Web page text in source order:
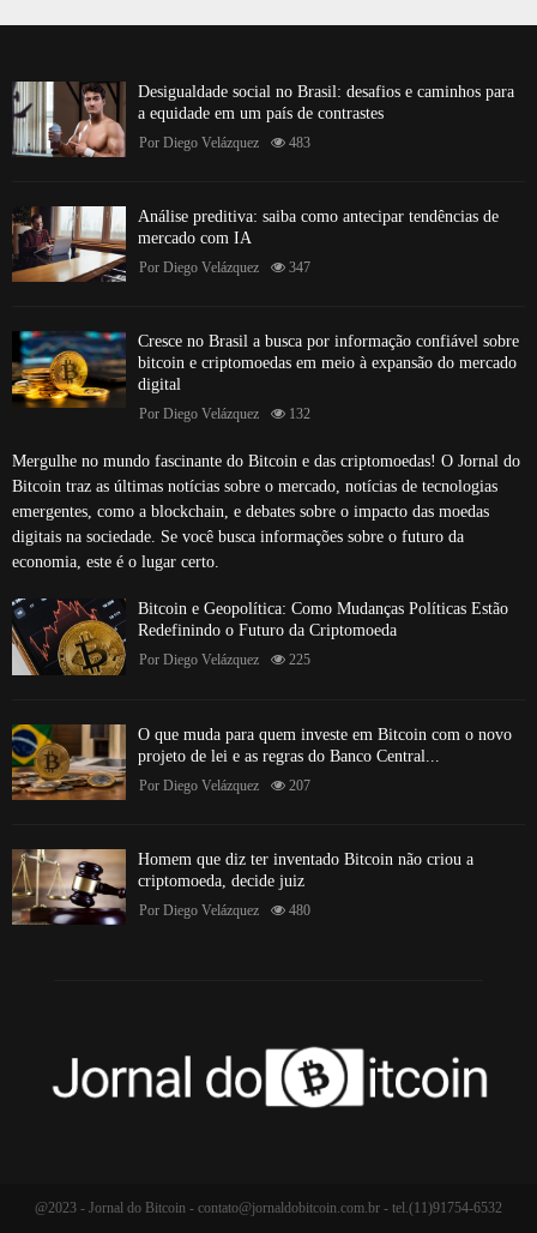
Desigualdade social no Brasil: desafios e caminhos para
a equidade em um país de contrastes
Por Diego Velázquez 483
Análise preditiva: saiba como antecipar tendências de
mercado com IA
Por Diego Velázquez 347
Cresce no Brasil a busca por informação confiável sobre
bitcoin e criptomoedas em meio à expansão do mercado
digital
Por Diego Velázquez 132
Mergulhe no mundo fascinante do Bitcoin e das criptomoedas! O Jornal do
Bitcoin traz as últimas notícias sobre o mercado, notícias de tecnologias
emergentes, como a blockchain, e debates sobre o impacto das moedas
digitais na sociedade. Se você busca informações sobre o futuro da
economia, este é o lugar certo.
Bitcoin e Geopolítica: Como Mudanças Políticas Estão
Redefinindo o Futuro da Criptomoeda
Por Diego Velázquez 225
O que muda para quem investe em Bitcoin com o novo
projeto de lei e as regras do Banco Central...
Por Diego Velázquez 207
Homem que diz ter inventado Bitcoin não criou a
criptomoeda, decide juiz
Por Diego Velázquez 480
@2023 - Jornal do Bitcoin - contato@jornaldobitcoin.com.br - tel.(11)91754-6532